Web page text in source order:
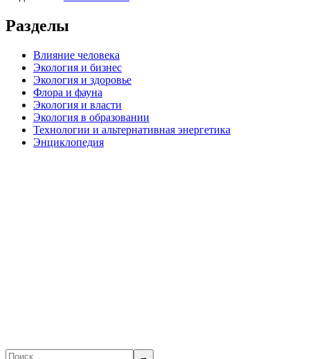
Разделы
Влияние человека
Экология и бизнес
Экология и здоровье
Флора и фауна
Экология и власти
Экология в образовании
Технологии и альтернативная энергетика
Энциклопедия
→